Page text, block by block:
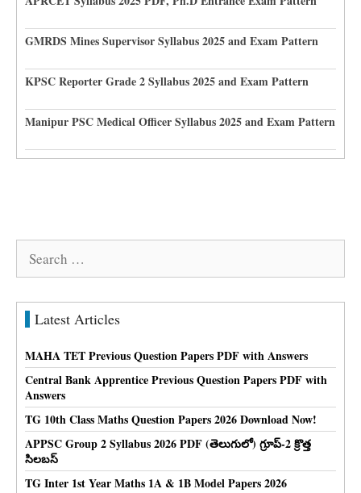
GMRDS Mines Supervisor Syllabus 2025 and Exam Pattern
KPSC Reporter Grade 2 Syllabus 2025 and Exam Pattern
Manipur PSC Medical Officer Syllabus 2025 and Exam Pattern
Search
Latest Articles
MAHA TET Previous Question Papers PDF with Answers
Central Bank Apprentice Previous Question Papers PDF with
Answers
TG 10th Class Maths Question Papers 2026 Download Now!
APPSC Group 2 Syllabus 2026 PDF (తెలుగులో) గ్రూప్-2 క్రొత్త
సిలబస్
TG Inter 1st Year Maths 1A & 1B Model Papers 2026